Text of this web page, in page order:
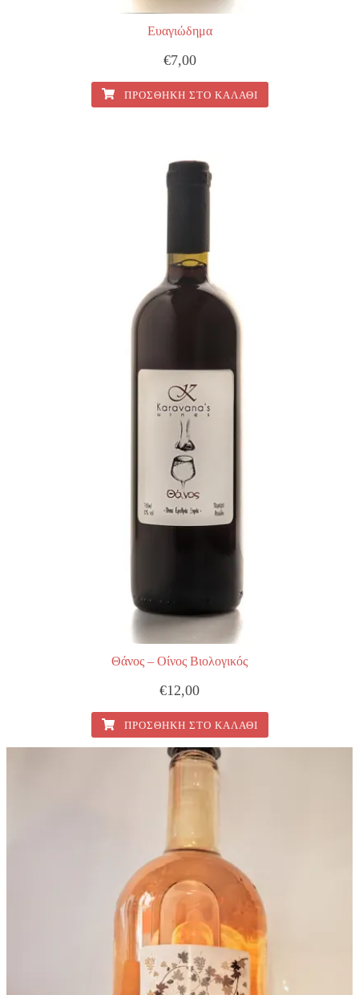
Ευαγιώδημα
€7,00
ΠΡΟΣΘΉΚΗ ΣΤΟ ΚΑΛΆΘΙ
Θάνος – Οίνος Βιολογικός
€12,00
ΠΡΟΣΘΉΚΗ ΣΤΟ ΚΑΛΆΘΙ